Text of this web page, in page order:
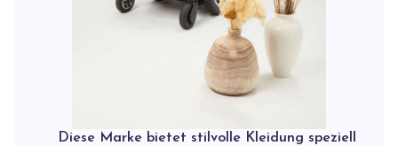
Diese Marke bietet stilvolle Kleidung speziell